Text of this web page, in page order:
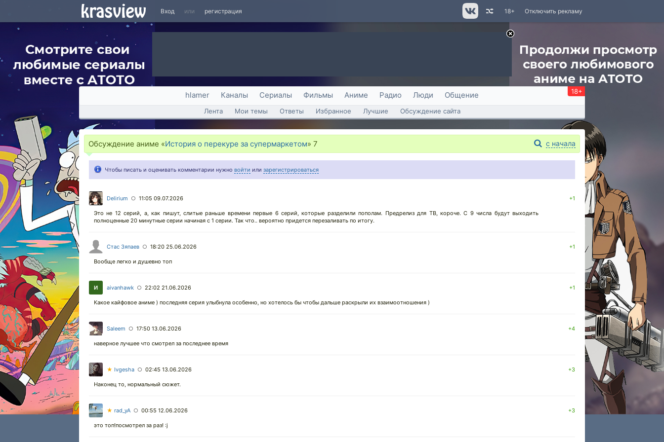
Вход или регистрация Отключить рекламу
18+
hlamer Каналы Сериалы Фильмы Аниме Радио Люди Общение 18+
Лента Мои темы Ответы Избранное Лучшие Обсуждение сайта
Обсуждение аниме «История о перекуре за супермаркетом» 7 с начала
Чтобы писать и оценивать комментарии нужно войти или зарегистрироваться
Delirium ○ 11:05 09.07.2026 +1
Это не 12 серий, а, как пишут, слитые раньше времени первые 6 серий, которые разделили пополам. Предрелиз для ТВ, короче. С 9 числа будут выходить
полноценные 20 минутные серии начиная с 1 серии. Так что.. вероятно придется перезаливать по итогу.
Стас Зяпаев ○ 18:20 25.06.2026 +1
Вообще легко и душевно топ
aivanhawk ○ 22:02 21.06.2026 +1
Какое кайфовое аниме ) последняя серия улыбнула особенно, но хотелось бы чтобы дальше раскрыли их взаимоотношения )
Saleem ○ 17:50 13.06.2026 +4
наверное лучшее что смотрел за последнее время
★ Ivgesha ○ 02:45 13.06.2026 +3
Наконец то, нормальный сюжет.
★ rad_yA ○ 00:55 12.06.2026 +3
это топ!посмотрел за раз! :j